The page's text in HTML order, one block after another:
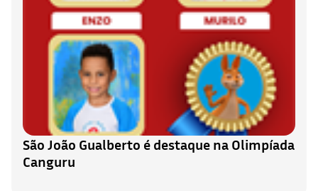
São João Gualberto é destaque na Olimpíada
Canguru